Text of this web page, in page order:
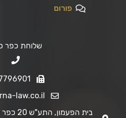
פורום
שלוחת כפר
law.co.il
בית